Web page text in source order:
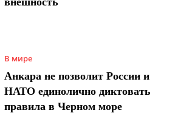
В мире
Анкара не позволит России и
НАТО единолично диктовать
правила в Черном море